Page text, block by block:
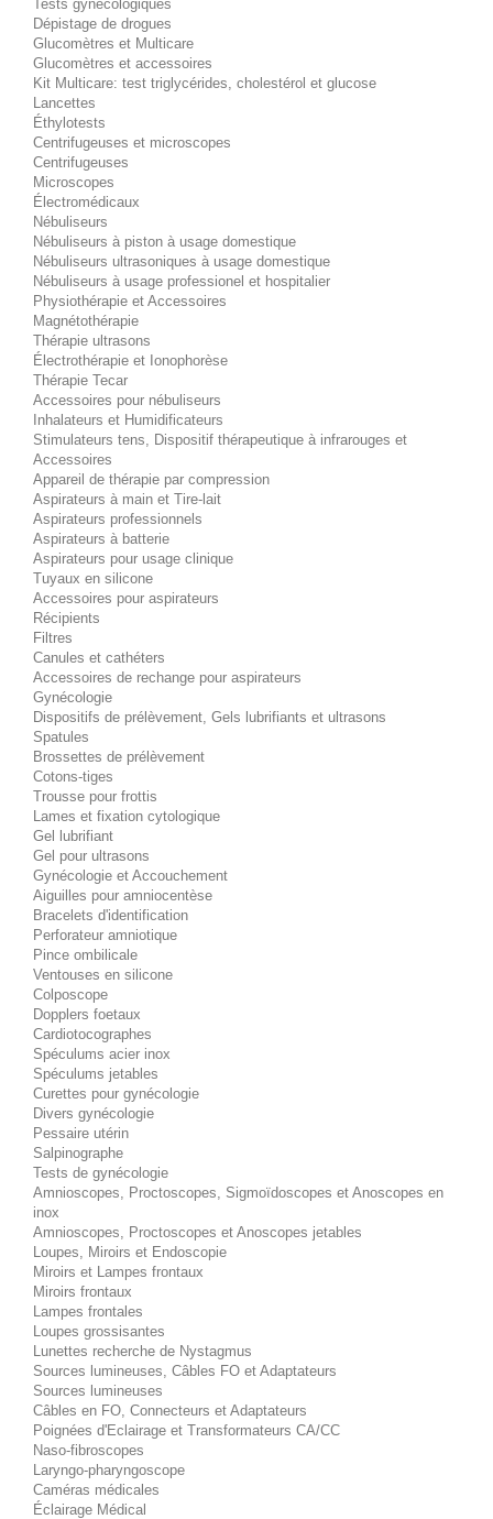
Tests gynécologiques
Dépistage de drogues
Glucomètres et Multicare
Glucomètres et accessoires
Kit Multicare: test triglycérides, cholestérol et glucose
Lancettes
Éthylotests
Centrifugeuses et microscopes
Centrifugeuses
Microscopes
Électromédicaux
Nébuliseurs
Nébuliseurs à piston à usage domestique
Nébuliseurs ultrasoniques à usage domestique
Nébuliseurs à usage professionel et hospitalier
Physiothérapie et Accessoires
Magnétothérapie
Thérapie ultrasons
Électrothérapie et Ionophorèse
Thérapie Tecar
Accessoires pour nébuliseurs
Inhalateurs et Humidificateurs
Stimulateurs tens, Dispositif thérapeutique à infrarouges et
Accessoires
Appareil de thérapie par compression
Aspirateurs à main et Tire-lait
Aspirateurs professionnels
Aspirateurs à batterie
Aspirateurs pour usage clinique
Tuyaux en silicone
Accessoires pour aspirateurs
Récipients
Filtres
Canules et cathéters
Accessoires de rechange pour aspirateurs
Gynécologie
Dispositifs de prélèvement, Gels lubrifiants et ultrasons
Spatules
Brossettes de prélèvement
Cotons-tiges
Trousse pour frottis
Lames et fixation cytologique
Gel lubrifiant
Gel pour ultrasons
Gynécologie et Accouchement
Aiguilles pour amniocentèse
Bracelets d'identification
Perforateur amniotique
Pince ombilicale
Ventouses en silicone
Colposcope
Dopplers foetaux
Cardiotocographes
Spéculums acier inox
Spéculums jetables
Curettes pour gynécologie
Divers gynécologie
Pessaire utérin
Salpinographe
Tests de gynécologie
Amnioscopes, Proctoscopes, Sigmoïdoscopes et Anoscopes en
inox
Amnioscopes, Proctoscopes et Anoscopes jetables
Loupes, Miroirs et Endoscopie
Miroirs et Lampes frontaux
Miroirs frontaux
Lampes frontales
Loupes grossisantes
Lunettes recherche de Nystagmus
Sources lumineuses, Câbles FO et Adaptateurs
Sources lumineuses
Câbles en FO, Connecteurs et Adaptateurs
Poignées d'Eclairage et Transformateurs CA/CC
Naso-fibroscopes
Laryngo-pharyngoscope
Caméras médicales
Éclairage Médical